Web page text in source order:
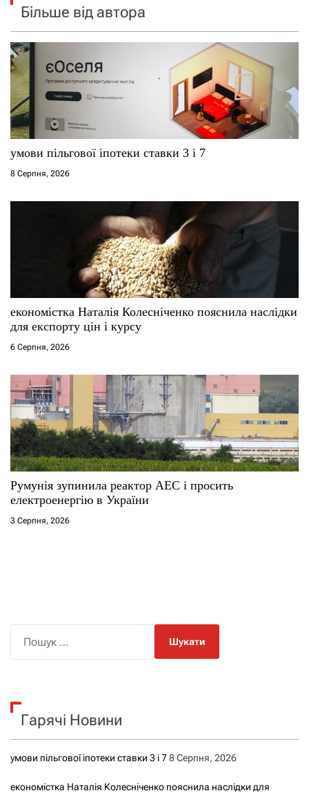
Більше від автора
умови пільгової іпотеки ставки 3 і 7
8 Серпня, 2026
економістка Наталія Колесніченко пояснила наслідки
для експорту цін і курсу
6 Серпня, 2026
Румунія зупинила реактор АЕС і просить
електроенергію в України
3 Серпня, 2026
к
Гарячі Новини
умови пільгової іпотеки ставки 3 і 78 Серпня, 2026
економістка Наталія Колесніченко пояснила наслідки для